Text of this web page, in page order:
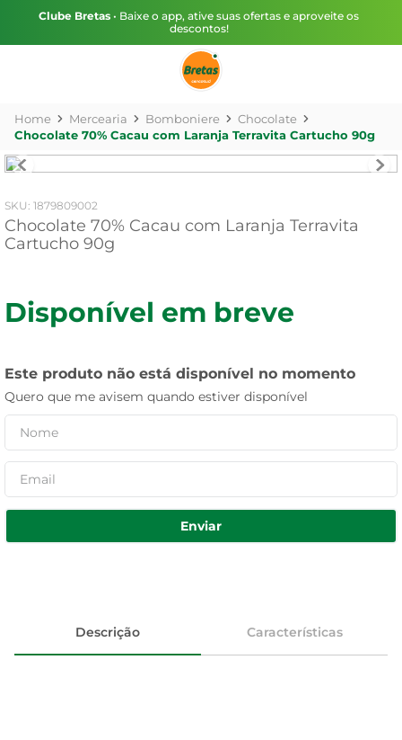
Clube Bretas • Baixe o app, ative suas ofertas e aproveite os
descontos!
Mercearia Bomboniere
Chocolate
Chocolate 70% Cacau com Laranja Terravita Cartucho 90g
: 1879809002
Chocolate 70% Cacau com Laranja Terravita
Cartucho 90g
Disponível em breve
Este produto não está disponível no momento
Quero que me avisem quando estiver disponível
Enviar
Descrição Características